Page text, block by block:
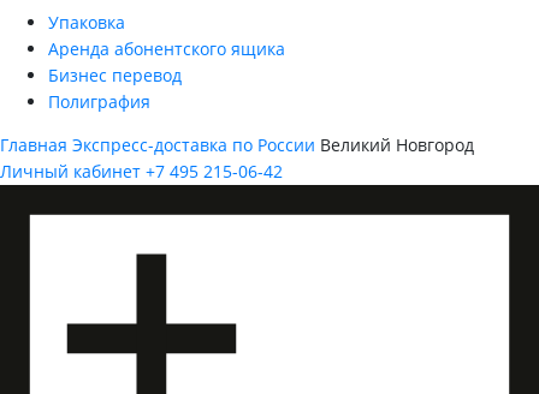
Упаковка
Аренда абонентского ящика
Бизнес перевод
Полиграфия
Главная Экспресс-доставка по России Великий Новгород
Личный кабинет +7 495 215-06-42